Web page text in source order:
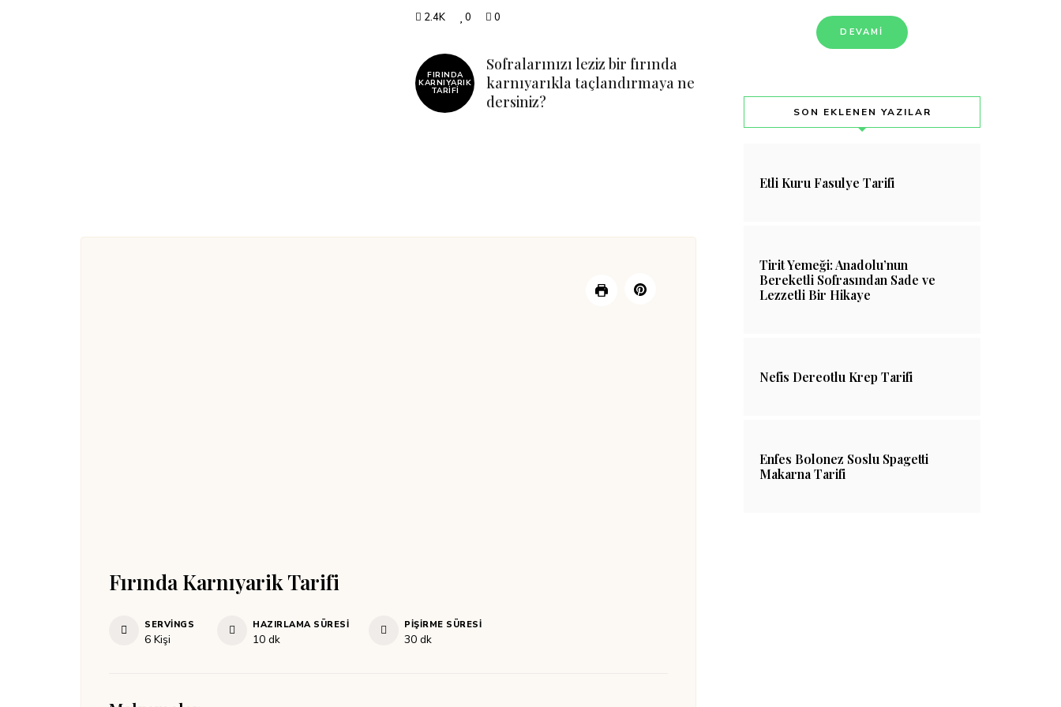
2.4K 0 0
FIRINDA
KARNIYARIK
TARIFI
Sofralarınızı leziz bir fırında
karnıyarıkla taçlandırmaya ne
dersiniz?
Fırında Karnıyarik Tarifi
SERVINGS
6 Kişi
HAZIRLAMA SÜRESI
10dakika
dk
PIŞIRME SÜRESI
30dakika
dk
DEVAMI
SON EKLENEN YAZILAR
Etli Kuru Fasulye Tarifi
Tirit Yemeği: Anadolu’nun
Bereketli Sofrasından Sade ve
Lezzetli Bir Hikaye
Nefis Dereotlu Krep Tarifi
Enfes Bolonez Soslu Spagetti
Makarna Tarifi